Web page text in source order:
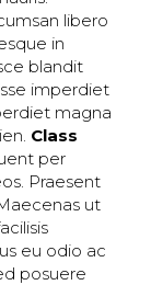
libero
in
blandit
imperdiet
magna
Class
per
Praesent
ut
eu odio ac
posuere